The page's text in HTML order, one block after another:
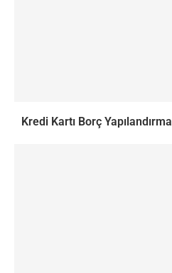
Kredi Kartı Borç